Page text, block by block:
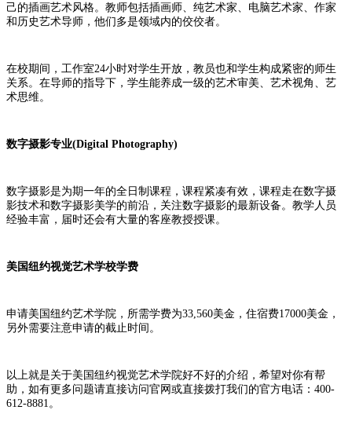
己的插画艺术风格。教师包括插画师、纯艺术家、电脑艺术家、作家
和历史艺术导师，他们多是领域内的佼佼者。
在校期间，工作室24小时对学生开放，教员也和学生构成紧密的师生
关系。在导师的指导下，学生能养成一级的艺术审美、艺术视角、艺
术思维。
数字摄影专业(Digital Photography)
数字摄影是为期一年的全日制课程，课程紧凑有效，课程走在数字摄
影技术和数字摄影美学的前沿，关注数字摄影的最新设备。教学人员
经验丰富，届时还会有大量的客座教授授课。
美国纽约视觉艺术学校学费
申请美国纽约艺术学院，所需学费为33,560美金，住宿费17000美金，
另外需要注意申请的截止时间。
以上就是关于美国纽约视觉艺术学院好不好的介绍，希望对你有帮
助，如有更多问题请直接访问官网或直接拨打我们的官方电话：400-
612-8881。